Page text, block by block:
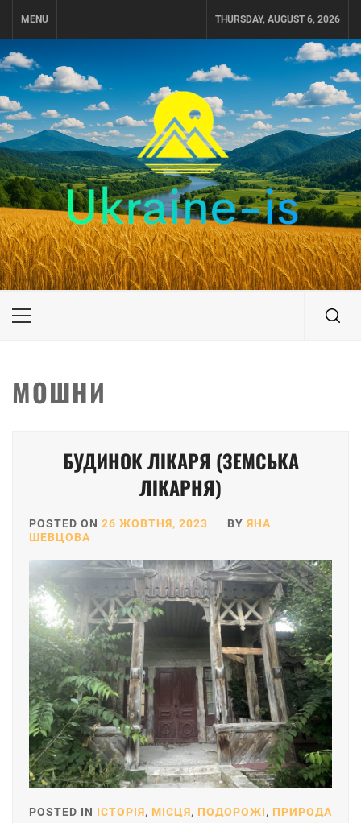
MENU THURSDAY, AUGUST 6, 2026
UKRAINE-IS
ПОДОРОЖI ПО УКРАЇНІ
Primary
МОШНИ
БУДИНОК ЛІКАРЯ (ЗЕМСЬКА
ЛІКАРНЯ)
POSTED ON 26 ЖОВТНЯ, 2023 BY ЯНА
ШЕВЦОВА
POSTED IN ІСТОРІЯ, МІСЦЯ, ПОДОРОЖІ, ПРИРОДА